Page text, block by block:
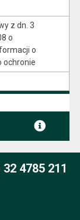
z dn. 3
o
o
ochronie
4785 211